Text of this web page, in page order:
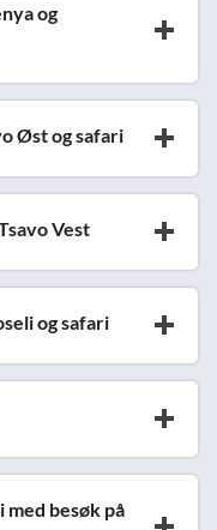
og
Øst og safari
Vest
og safari
med besøk på